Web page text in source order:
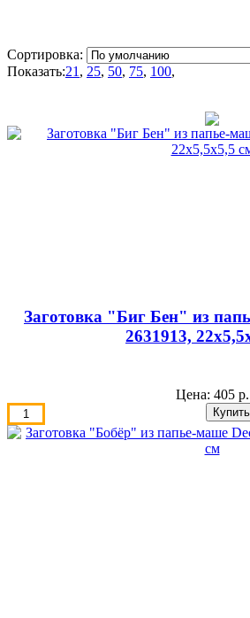
Сортировка:
Показать:21, 25, 50, 75, 100,
Заготовка "Биг Бен" из
2631913,
Цена: 405 р.